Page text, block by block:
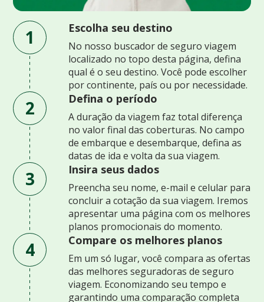
1 Escolha seu destino
No nosso buscador de seguro viagem
localizado no topo desta página, defina
qual é o seu destino. Você pode escolher
por continente, país ou por necessidade.
2 Defina o período
A duração da viagem faz total diferença
no valor final das coberturas. No campo
de embarque e desembarque, defina as
datas de ida e volta da sua viagem.
3 Insira seus dados
Preencha seu nome, e-mail e celular para
concluir a cotação da sua viagem. Iremos
apresentar uma página com os melhores
planos promocionais do momento.
4 Compare os melhores planos
Em um só lugar, você compara as ofertas
das melhores seguradoras de seguro
viagem. Economizando seu tempo e
garantindo uma comparação completa